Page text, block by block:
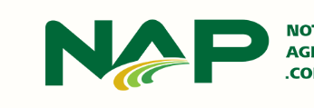
Skip to content